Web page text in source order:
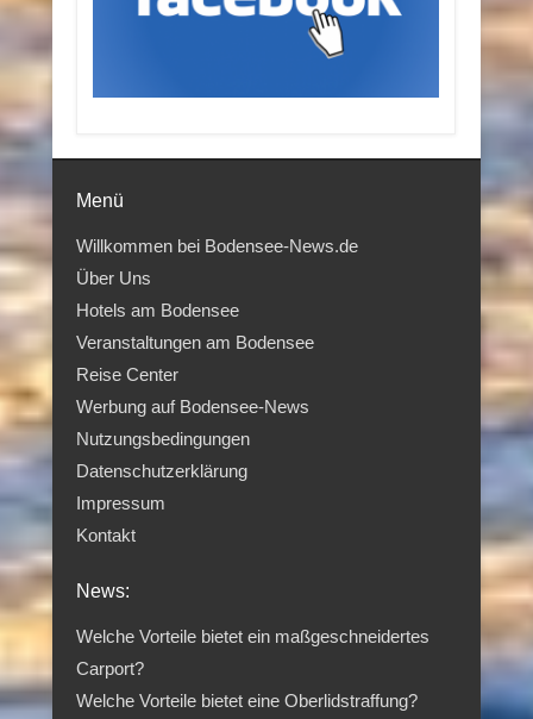
Menü
Willkommen bei Bodensee-News.de
Über Uns
Hotels am Bodensee
Veranstaltungen am Bodensee
Reise Center
Werbung auf Bodensee-News
Nutzungsbedingungen
Datenschutzerklärung
Impressum
Kontakt
News:
Welche Vorteile bietet ein maßgeschneidertes
Carport?
Welche Vorteile bietet eine Oberlidstraffung?